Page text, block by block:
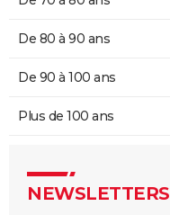
De 80 à 90 ans
De 90 à 100 ans
Plus de 100 ans
NEWSLETTERS